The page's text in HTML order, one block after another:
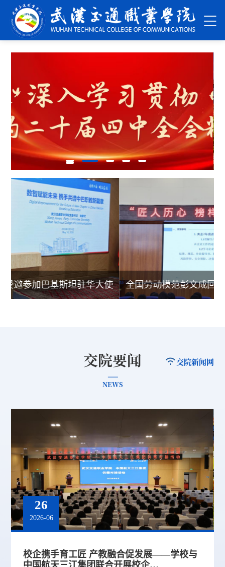
受邀参加巴基斯坦驻华大使 全国劳动模范彭文成回
交院要闻 交院新闻网
NEWS
26
2026-06
校企携手育工匠 产教融合促发展——学校与
中国航天三江集团联合开展校企…